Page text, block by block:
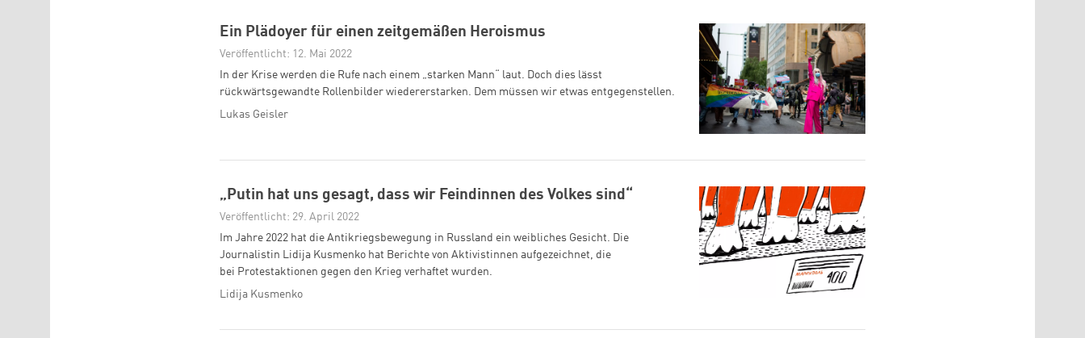
Ein Plädoyer für einen zeitgemäßen Heroismus
Veröffentlicht: 12. Mai 2022
In der Krise werden die Rufe nach einem „starken Mann“ laut. Doch dies lässt
rückwärtsgewandte Rollenbilder wiedererstarken. Dem müssen wir etwas entgegenstellen.
Lukas Geisler
„Putin hat uns gesagt, dass wir Feindinnen des Volkes sind“
Veröffentlicht: 29. April 2022
Im Jahre 2022 hat die Antikriegsbewegung in Russland ein weibliches Gesicht. Die
Journalistin Lidija Kusmenko hat Berichte von Aktivistinnen aufgezeichnet, die
bei Protestaktionen gegen den Krieg verhaftet wurden.
Lidija Kusmenko